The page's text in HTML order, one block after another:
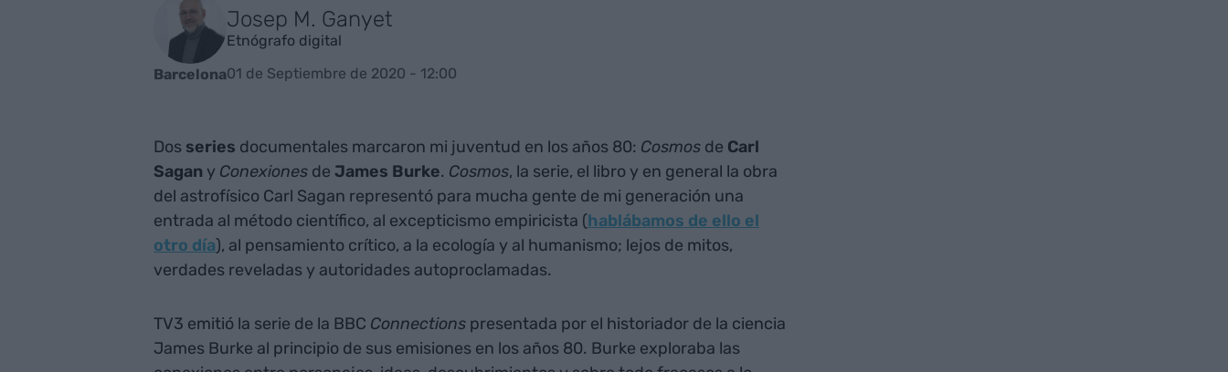
Josep M. Ganyet
Etnógrafo digital
Barcelona01 de Septiembre de 2020 - 12:00
Dos series documentales marcaron mi juventud en los años 80: Cosmosde Carl
Sagan y Conexionesde James Burke. Cosmos, la serie, el libro y en general la obra
del astrofísico Carl Sagan representó para mucha gente de mi generación una
entrada al método científico, al excepticismo empiricista (hablábamos de ello el
otro día), al pensamiento crítico, a la ecología y al humanismo; lejos de mitos,
verdades reveladas y autoridades autoproclamadas.
TV3 emitió la serie de la BBC Connectionspresentada por el historiador de la ciencia
James Burke al principio de sus emisiones en los años 80. Burke exploraba las